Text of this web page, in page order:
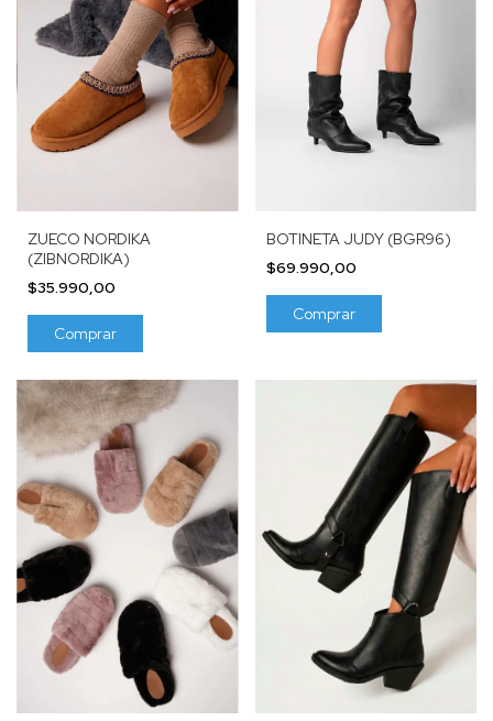
ZUECO NORDIKA
(ZIBNORDIKA)
$35.990,00
Comprar
BOTINETA JUDY (BGR96)
$69.990,00
Comprar